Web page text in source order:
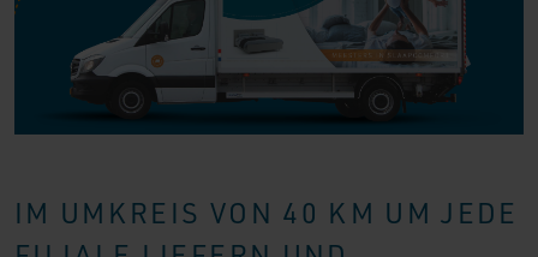
IM UMKREIS VON 40 KM UM JEDE